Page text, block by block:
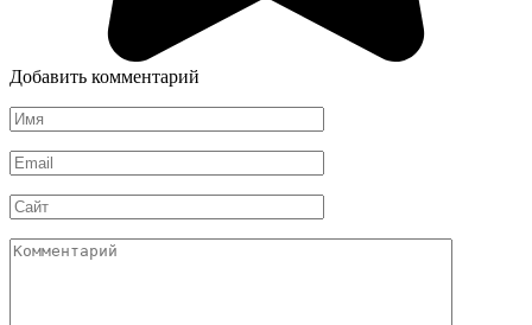
Добавить комментарий
Имя
*
Email
*
Сайт
Комментарий